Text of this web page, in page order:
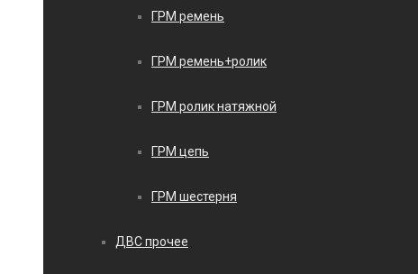
ГРМ ремень
ГРМ ремень+ролик
ГРМ ролик натяжной
ГРМ цепь
ГРМ шестерня
ДВС прочее